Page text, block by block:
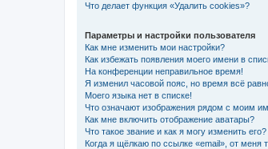
Что делает функция «Удалить cookies»?
Параметры и настройки пользователя
Как мне изменить мои настройки?
Как избежать появления моего имени в
На конференции неправильное время!
Я изменил часовой пояс, но время всё
Моего языка нет в списке!
Что означают изображения рядом с моим
Как мне включить отображение аватары?
Что такое звание и как я могу изменить его?
Когда я щёлкаю по ссылке «email», от меня